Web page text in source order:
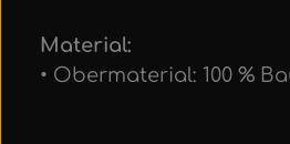
Material:
• Obermaterial: 100 %